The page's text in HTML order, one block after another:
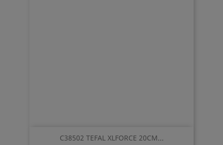
C38502 TEFAL XLFORCE 20CM...